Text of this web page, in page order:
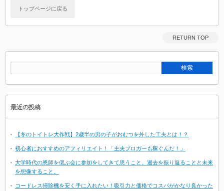
トップページに戻る
RETURN TOP
最近の投稿
【冬のトイトレ大作戦】2歳半の男の子がおむつを外した工夫とは！？
初心者におすすめのアフィリエイト！「主夫ブロガーも稼ぐんだ！」
大学時代の恩師を偲ぶ会に参加をしてきて思うこと。過去を振り返ることと未来
を想像すること。
コードレス掃除機を安く手に入れたい！吸引力と価格でコスパがかなり良かった